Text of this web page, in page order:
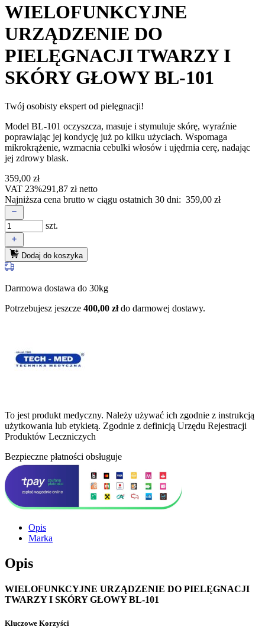
WIELOFUNKCYJNE
URZĄDZENIE DO
PIELĘGNACJI TWARZY I
SKÓRY GŁOWY BL-101
Twój osobisty ekspert od pielęgnacji!
Model BL-101 oczyszcza, masuje i stymuluje skórę, wyraźnie
poprawiając jej kondycję już po kilku użyciach. Wspomaga
mikrokrążenie, wzmacnia cebulki włosów i ujędrnia cerę, nadając
jej zdrowy blask.
359,00 zł
VAT 23%291,87 złnetto
Najniższa cena brutto w ciągu ostatnich 30 dni: 359,00 zł
szt.
Dodaj do koszyka
Darmowa dostawa do 30kg
Potrzebujesz jeszcze 400,00 złdo darmowej dostawy.
To jest produkt medyczny. Należy używać ich zgodnie z instrukcją
użytkowania lub etykietą. Zgodnie z definicją Urzędu Rejestracji
Produktów Leczniczych
Bezpieczne płatności obsługuje
Opis
Marka
Opis
WIELOFUNKCYJNE URZĄDZENIE DO PIELĘGNACJI
TWARZY I SKÓRY GŁOWY BL-101
Kluczowe Korzyści